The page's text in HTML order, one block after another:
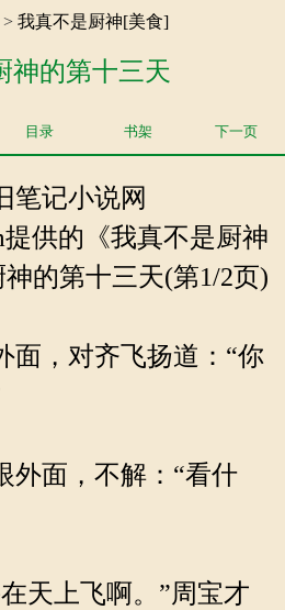
> 我真不是厨神[美食]
神的第十三天
目录 书架 下一页
旧笔记小说网
供的《我真不是厨神
的第十三天(第1/2页)
，对齐飞扬道：“你
面，不解：“看什
天上飞啊。”周宝才